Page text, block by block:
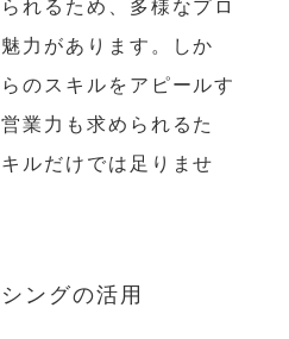
れるため、多様なプロ
力があります。しか
のスキルをアピールす
業力も求められるた
ルだけでは足りませ
ングの活用